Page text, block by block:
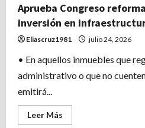
Aprueba Congreso
inversión en
Eliascruz1981 julio 24, 2026
• En aquellos inmuebles que
administrativo o que no
emitirá...
Leer Más
más